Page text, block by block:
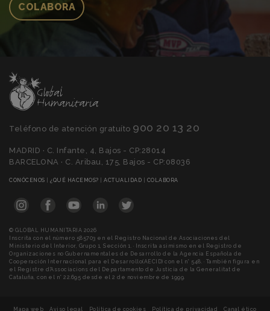
COLABORA
Teléfono de atención gratuíto 900 20 13 20
MADRID · C. Infante, 4, Bajos - CP:28014
BARCELONA · C. Aribau, 175, Bajos - CP:08036
CONÓCENOS (CURRENT)
¿QUÉ HACEMOS? (CURRENT)
ACTUALIDAD (CURRENT)
COLABORA
© GLOBAL HUMANITARIA 2026
Inscrita con el número 585703 en el Registro Nacional de Asociaciones del
Ministerio del Interior, Grupo 1, Sección 1. · Inscrita asimismo en el Registro de
Organizaciones no Gubernamentales de Desarrollo de la Agencia Española de
Cooperación Internacional para el Desarrollo(AECID) con el n° 548. · También figura en
el Registre d'Associacions del Departamento de Justicia de la Generalitat de
Cataluña, con el n° 22.695 desde el 2 de noviembre de 1999.
Mapa web Aviso legal Política de cookies Política de privacidad Canal ético